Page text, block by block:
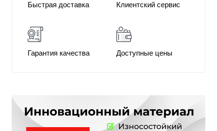
Быстрая доставка Клиентский сервис
Гарантия качества Доступные цены